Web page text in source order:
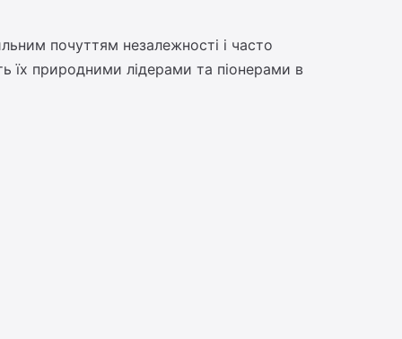
почуттям незалежності і часто
їх природними лідерами та піонерами в